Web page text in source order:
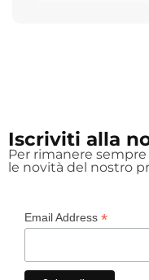
Iscriviti alla
Per rimanere
le novità del nostro
Email Address *